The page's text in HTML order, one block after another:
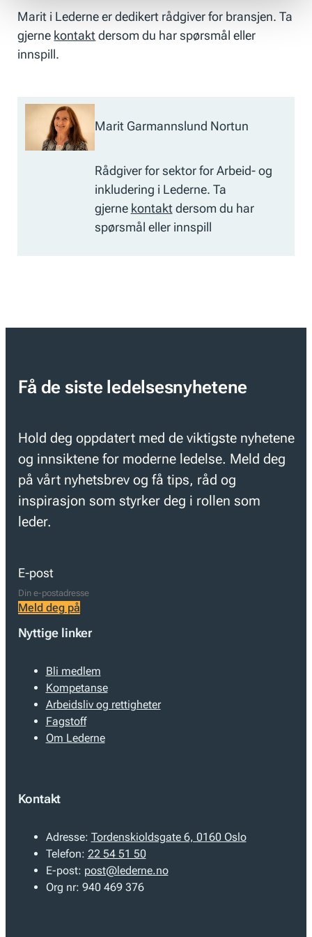
Marit i Lederne er dedikert rådgiver for bransjen. Ta
gjerne kontaktdersom du har spørsmål eller
innspill.
Marit Garmannslund Nortun
Rådgiver for sektor for Arbeid- og
inkludering i Lederne. Ta
gjerne kontaktdersom du har
spørsmål eller innspill
Få de siste ledelsesnyhetene
Hold deg oppdatert med de viktigste nyhetene
og innsiktene for moderne ledelse. Meld deg
på vårt nyhetsbrev og få tips, råd og
inspirasjon som styrker deg i rollen som
leder.
E-post
Meld deg på
Nyttige linker
Bli medlem
Kompetanse
Arbeidsliv og rettigheter
Fagstoff
Om Lederne
Kontakt
Adresse: Tordenskioldsgate 6, 0160 Oslo
Telefon: 22 54 51 50
E-post: post@lederne.no
Org nr: 940 469 376